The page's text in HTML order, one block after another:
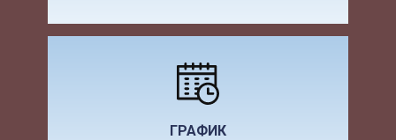
Первое знакомство с марксизмом относится к
1897 году. По настоянию своих знакомых Саши
Цулукидзе и Ладо Кецховели он начинает
внимательно знакомиться с социалистической
и марксистской литературой.
ГРАФИК